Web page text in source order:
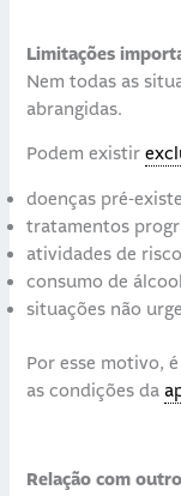
Limitações
Nem todas as
abrangidas.
Podem existir
doenças pré-
tratamentos
atividades de
consumo de
situações não
Por esse motivo,
as condições da
Relação com